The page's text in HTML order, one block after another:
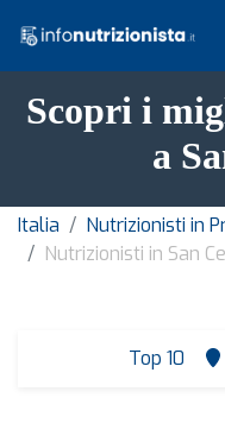
Scopri i
a
Italia
Nutrizionisti in
Nutrizionisti in San
Top 10